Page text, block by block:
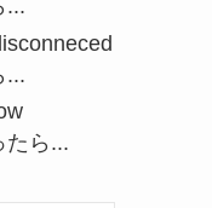
...
...
たら...